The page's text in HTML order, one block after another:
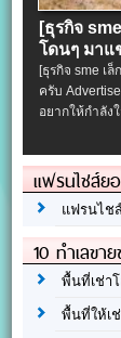
[ธุรกิจ
โดนๆ มา
[ธุรกิจ sme เ
ครับ
อยากให้กำลั
แฟรนไชส์ย
แฟรนไช
10 ทำเลข
พื้นที่เช่า
พื้นที่ให้เ